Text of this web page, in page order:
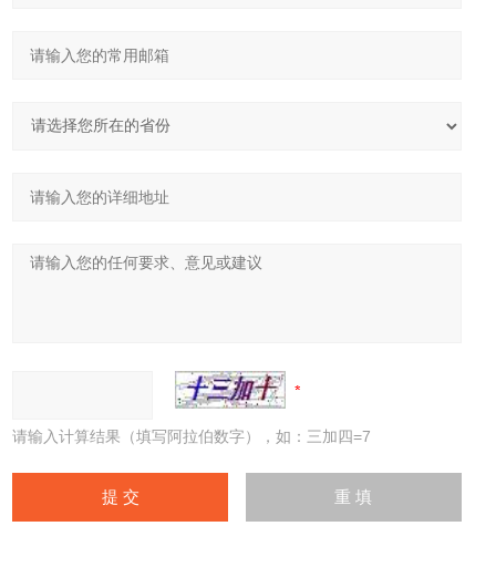
请输入计算结果（填写阿拉伯数字），如：三加四=7